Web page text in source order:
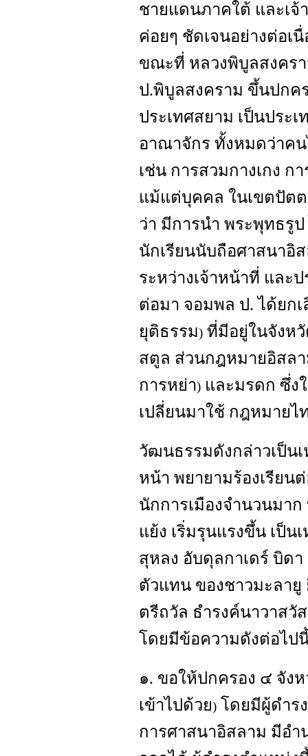
ชายแดนภาคใต้ และเจ้
ค่อยๆ ชัดเจนอย่างต่อเ
ขณะที่ หลวงพิบูลสงคร
ป.พิบูลสงคราม ขึ้นปกค
ประเทศสยาม เป็นประ
อาณาจักร ทั้งหมดว่าค
เช่น การสวมกางเกง ก
แม้แต่บุคคล ในเขตปัต
ว่า มีการนำ พระพุทธรูป
นักเรียนนับถือศาสนาอิ
ระหว่างเจ้าหน้าที่ และ
ต่อมา จอมพล ป. ได้ยก
ยุติธรรม)ที่มีอยู่ในจังหวั
สตูล ส่วนกฎหมายอิสล
การหย่า)และมรดก ซึ่ง
เปลี่ยนมาใช้ กฎหมายไ
วัฒนธรรมดังกล่าวเป็
หน้า พยายามร้องเรียน
นักการเมืองจำนวนมาก
แย้ง เริ่มรุนแรงขึ้น เป็
สุหลง อับดุลกาเดร์ บิด
ตัวแทน ของชาวมะลายู
ตรีถวัล ธำรงค์นาวาสวั
โดยมีข้อความดังต่อไป
๑. ขอให้ปกครอง ๔ จัง
เข้าไปด้วย)โดยมีผู้ดำร
การศาสนาอิสลาม มีอำ